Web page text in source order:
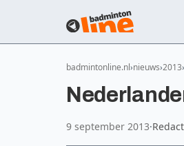
badmintonline.nl nieuws 2013
9 september 2013·